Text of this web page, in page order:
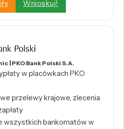
Wnioskuj!
| PKO Bank Polski S.A.
w placówkach PKO
przelewy krajowe, zlecenia
wszystkich bankomatów w